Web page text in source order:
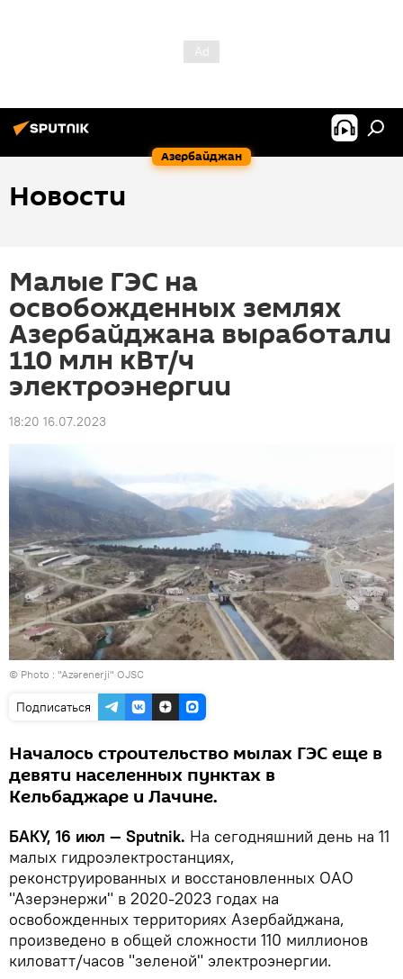
Азербайджан
Новости
Малые ГЭС на
освобожденных землях
Азербайджана выработали
110 млн кВт/ч
электроэнергии
18:20 16.07.2023
© Photo : "Azərenerji" OJSC
Подписаться
Началось строительство мылах ГЭС еще в
девяти населенных пунктах в
Кельбаджаре и Лачине.
БАКУ, 16 июл — Sputnik. На сегодняшний день на 11
малых гидроэлектростанциях,
реконструированных и восстановленных ОАО
"Азерэнержи" в 2020-2023 годах на
освобожденных территориях Азербайджана,
произведено в общей сложности 110 миллионов
киловатт/часов "зеленой" электроэнергии.